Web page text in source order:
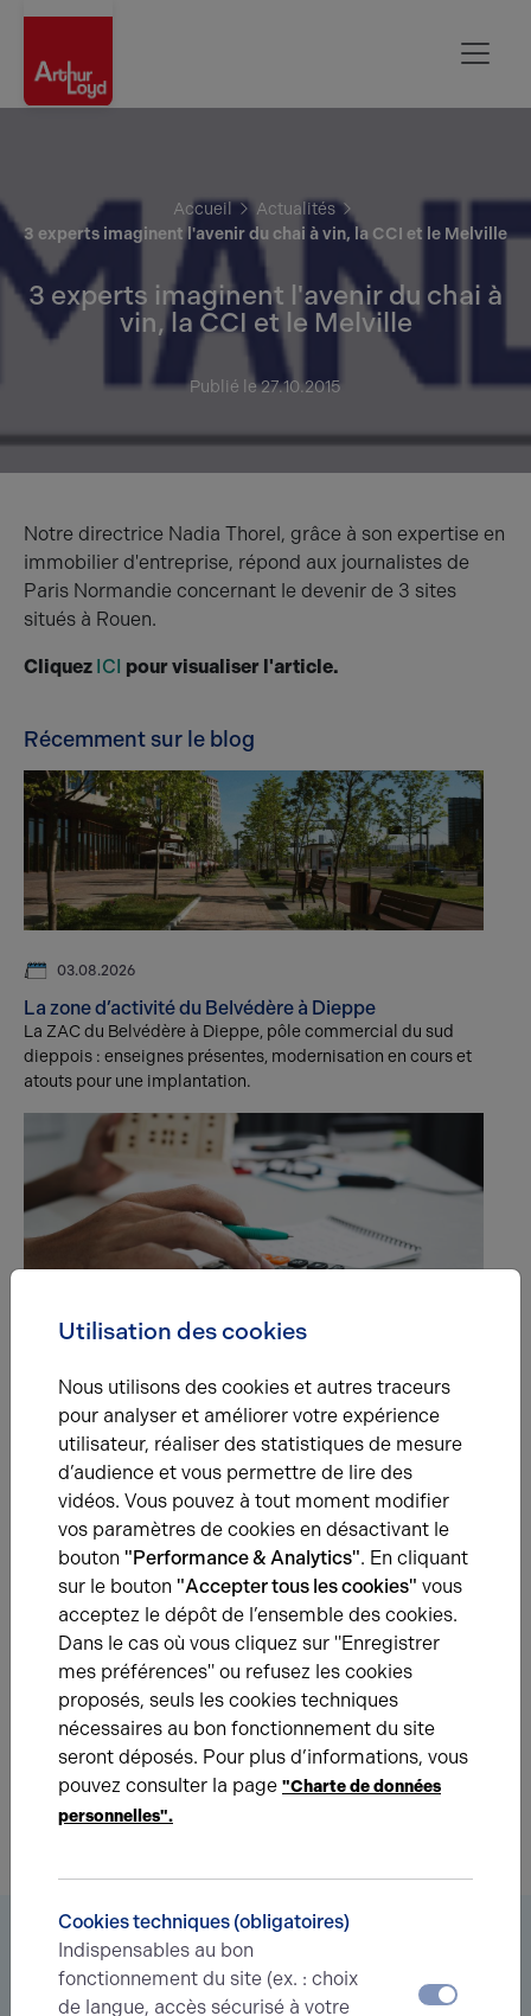
Accueil
Actualités
3 experts imaginent l'avenir du chai à vin, la CCI et le Melville
3 experts imaginent l'avenir du chai à
vin, la CCI et le Melville
Publié le 27.10.2015
Notre directrice Nadia Thorel, grâce à son expertise en
immobilier d'entreprise, répond aux journalistes de
Paris Normandie concernant le devenir de 3 sites
situés à Rouen.
Cliquez ICI pour visualiser l'article.
Récemment sur le blog
03.08.2026
La zone d’activité du Belvédère à Dieppe
La ZAC du Belvédère à Dieppe, pôle commercial du sud
dieppois : enseignes présentes, modernisation en cours et
atouts pour une implantation.
En bail commercial, la taxe foncière incombe au
propriétaire mais peut être refacturée au locataire si
l'inventaire des charges le prévoit.
Une question ?
Prenez contact avec nos experts pour vous
accompagner dans votre projet d’immobilier
d’entreprise.
Je prends contact
Vous êtes à la recherche d’un bien
immobilier ?
Utilisation des cookies
Nous utilisons des cookies et autres traceurs
pour analyser et améliorer votre expérience
utilisateur, réaliser des statistiques de mesure
d’audience et vous permettre de lire des
vidéos. Vous pouvez à tout moment modifier
vos paramètres de cookies en désactivant le
bouton "Performance & Analytics". En cliquant
sur le bouton "Accepter tous les cookies" vous
acceptez le dépôt de l’ensemble des cookies.
Dans le cas où vous cliquez sur "Enregistrer
mes préférences" ou refusez les cookies
proposés, seuls les cookies techniques
nécessaires au bon fonctionnement du site
seront déposés. Pour plus d’informations, vous
pouvez consulter la page "Charte de données
personnelles".
Cookies techniques (obligatoires)
Indispensables au bon
fonctionnement du site (ex. : choix
de langue, accès sécurisé à votre